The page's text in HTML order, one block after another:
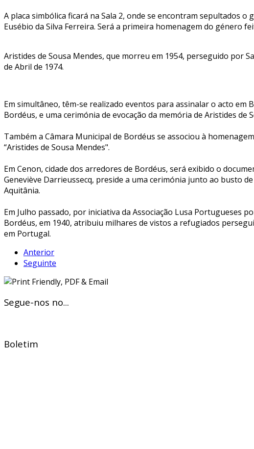
A placa simbólica ficará na Sala 2, onde se encontram sepultados
Eusébio da Silva Ferreira. Será a primeira homenagem do género
Aristides de Sousa Mendes, que morreu em 1954, perseguido por
de Abril de 1974.
Em simultâneo, têm-se realizado eventos para assinalar o acto
Bordéus, e uma cerimónia de evocação da memória de Aristides
Também a Câmara Municipal de Bordéus se associou à
“Aristides de Sousa Mendes".
Em Cenon, cidade dos arredores de Bordéus, será exibido o
Geneviève Darrieussecq, preside a uma cerimónia junto ao busto
Aquitânia.
Em Julho passado, por iniciativa da Associação Lusa Portugueses
Bordéus, em 1940, atribuiu milhares de vistos a refugiados
em Portugal.
Anterior
Seguinte
Segue-nos no...
Boletim